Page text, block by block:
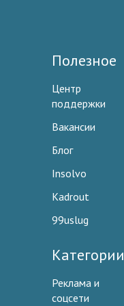
Полезное
Центр
поддержки
Вакансии
Блог
Insolvo
Kadrout
99uslug
Категории
Реклама и
соцсети